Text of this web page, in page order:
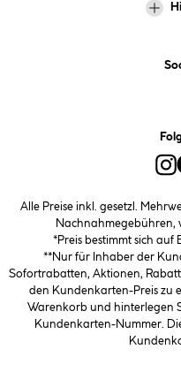
Alle Preise inkl. gesetzl.
Nachnahmegebühren,
*Preis bestimmt sich auf
**Nur für Inhaber der
Sofortrabatten, Aktionen,
den Kundenkarten-Preis zu
Warenkorb und hinterlegen
Kundenkarten-Nummer.